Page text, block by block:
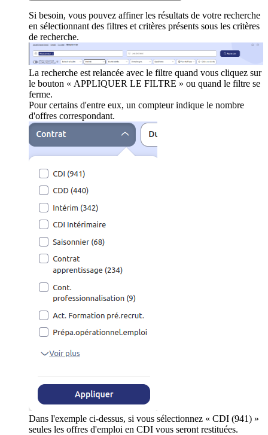
Si besoin, vous pouvez affiner les résultats de votre recherche
en sélectionnant des filtres et critères présents sous les critères
de recherche.
La recherche est relancée avec le filtre quand vous cliquez sur
le bouton « APPLIQUER LE FILTRE » ou quand le filtre se
ferme.
Pour certains d'entre eux, un compteur indique le nombre
d'offres correspondant.
Dans l'exemple ci-dessus, si vous sélectionnez « CDI (941) »
seules les offres d'emploi en CDI vous seront restituées.